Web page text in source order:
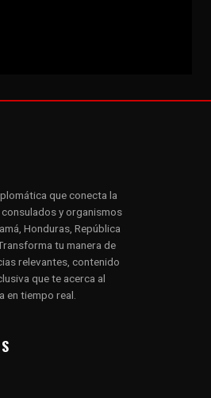
que conecta la
y organismos
Honduras, República
tu manera de
relevantes, contenido
que te acerca al
en tiempo real.